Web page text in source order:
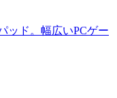
ッド。幅広いPCゲー